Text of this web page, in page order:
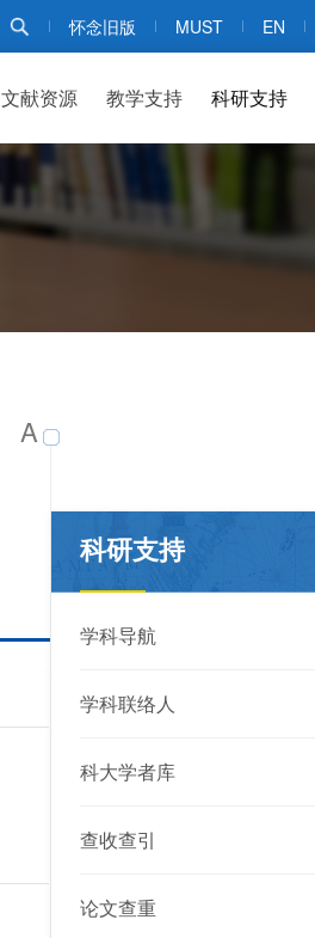
怀念旧版 MUST EN
文献资源 教学支持 科研支持
A
科研支持
学科导航
学科联络人
科大学者库
查收查引
论文查重